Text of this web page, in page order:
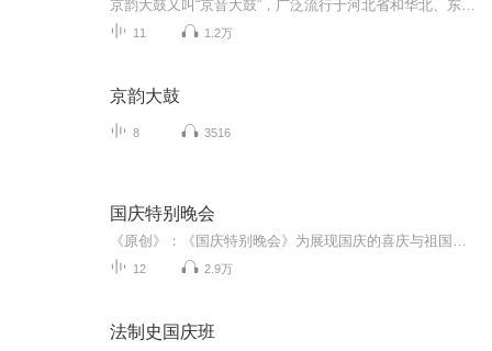
11 1.2万
京韵大鼓
8 3516
国庆特别晚会
12 2.9万
法制史国庆班